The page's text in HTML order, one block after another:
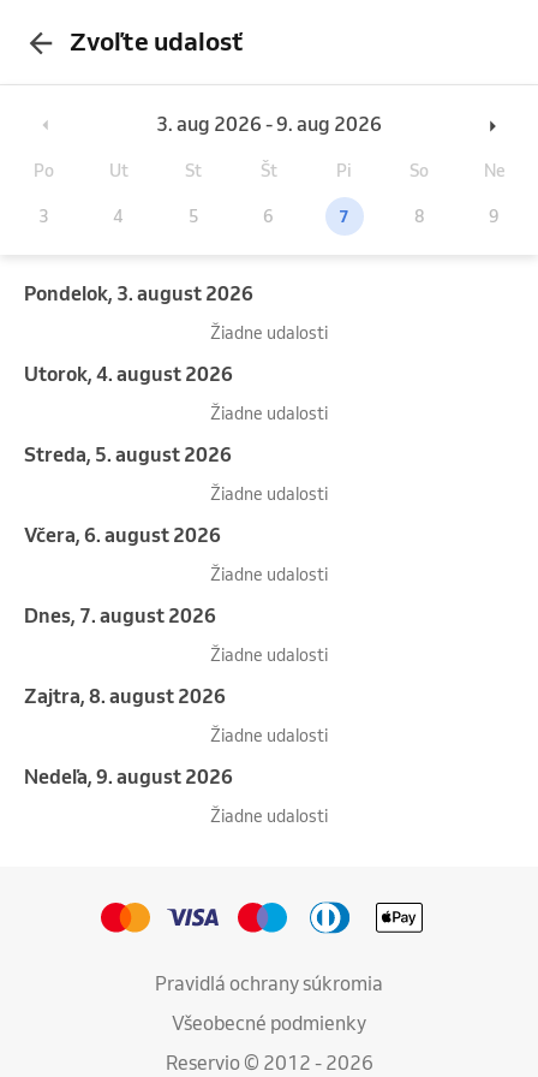
Zvoľte udalosť
3. aug 2026 - 9. aug 2026
Po Ut St Št Pi So Ne
3 4 5 6 7 8 9
pondelok, 3. august 2026
Žiadne udalosti
utorok, 4. august 2026
Žiadne udalosti
streda, 5. august 2026
Žiadne udalosti
Včera, 6. august 2026
Žiadne udalosti
Dnes, 7. august 2026
Žiadne udalosti
Zajtra, 8. august 2026
Žiadne udalosti
nedeľa, 9. august 2026
Žiadne udalosti
Pravidlá ochrany súkromia
Všeobecné podmienky
Reservio © 2012 - 2026